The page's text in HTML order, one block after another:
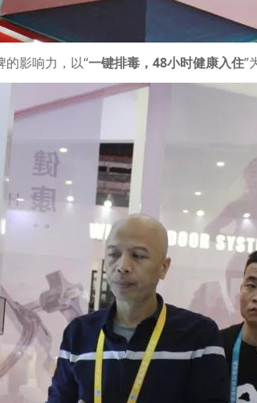
影响力，以“一键排毒，48小时健康入住”